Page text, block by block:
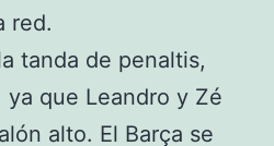
red.
tanda de penaltis,
que Leandro y Zé
alto. El Barça se